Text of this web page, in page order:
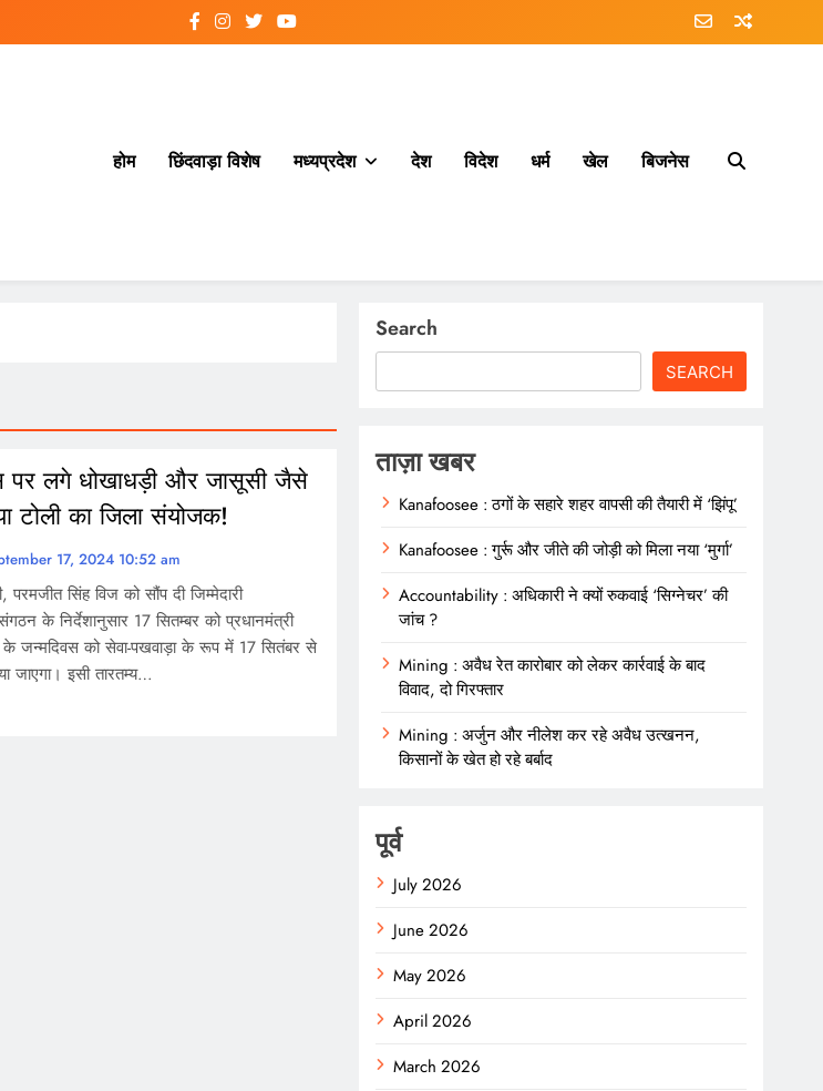
होम छिंदवाड़ा विशेष मध्यप्रदेश देश विदेश धर्म खेल बिजनेस
लगे धोखाधड़ी और जासूसी जैसे
टोली का जिला संयोजक!
17, 2024 10:52 am
सिंह विज को सौंप दी जिम्मेदारी
के निर्देशानुसार 17 सितम्बर को प्रधानमंत्री
के जन्मदिवस को सेवा-पखवाड़ा के रूप में 17 सितंबर से
जाएगा। इसी तारतम्य…
Search
SEARCH
ताज़ा खबर
Kanafoosee : ठगों के सहारे शहर वापसी की तैयारी में ‘झिंपू’
Kanafoosee : गुर्रू और जीते की जोड़ी को मिला नया ‘मुर्गा’
Accountability : अधिकारी ने क्यों रुकवाई ‘सिग्नेचर’ की
जांच ?
Mining : अवैध रेत कारोबार को लेकर कार्रवाई के बाद
विवाद, दो गिरफ्तार
Mining : अर्जुन और नीलेश कर रहे अवैध उत्खनन,
किसानों के खेत हो रहे बर्बाद
पूर्व
July 2026
June 2026
May 2026
April 2026
March 2026